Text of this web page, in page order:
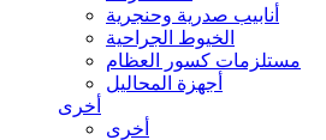
أنابيب صدرية وحنجرية
الخيوط الجراحية
مستلزمات كسور العظام
أجهزة المحاليل
أخرى
أخرى